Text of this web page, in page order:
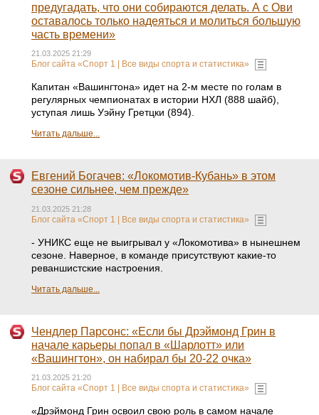
предугадать, что они собираются делать. А с Ови
оставалось только надеяться и молиться большую
часть времени»
21.03.2025 21:29
Блог сайта «Спорт 1 | Все виды спорта и статистика»
Капитан «Вашингтона» идет на 2-м месте по голам в
регулярных чемпионатах в истории НХЛ (888 шайб),
уступая лишь Уэйну Гретцки (894).
Читать дальше...
Евгений Богачев: «Локомотив-Кубань» в этом
сезоне сильнее, чем прежде»
21.03.2025 21:28
Блог сайта «Спорт 1 | Все виды спорта и статистика»
- УНИКС еще не выигрывал у «Локомотива» в нынешнем
сезоне. Наверное, в команде присутствуют какие‑то
реваншистские настроения.
Читать дальше...
Чендлер Парсонс: «Если бы Дрэймонд Грин в
начале карьеры попал в «Шарлотт» или
«Вашингтон», он набирал бы 20-22 очка»
21.03.2025 21:20
Блог сайта «Спорт 1 | Все виды спорта и статистика»
«Дрэймонд Грин освоил свою роль в самом начале